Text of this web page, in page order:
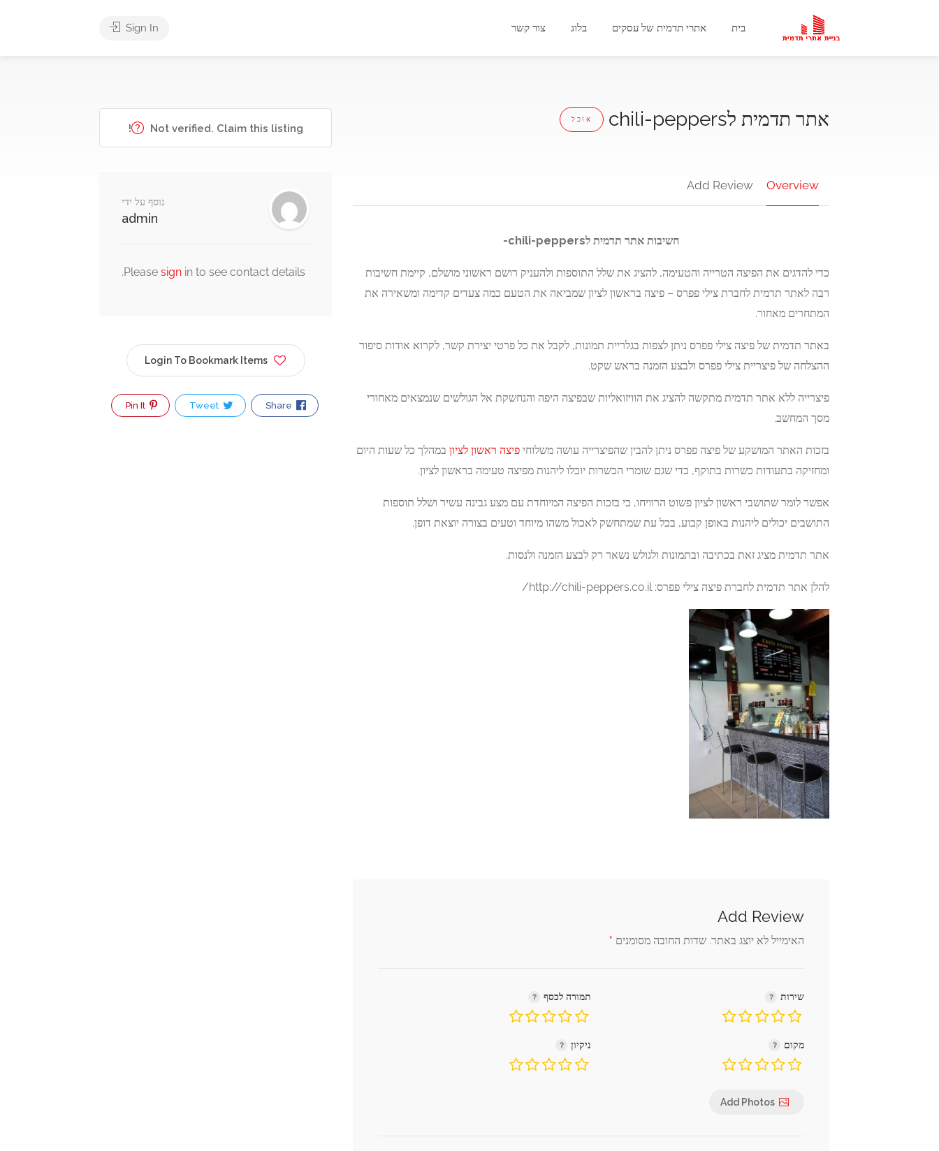
בית אתרי תדמית של עסקים בלוג צור קשר Sign In
אתר תדמית לchili-peppers אוכל
Overview
Add Review
חשיבות אתר תדמית לchili-peppers-
כדי להדגים את הפיצה הטרייה והטעימה, להציג את שלל התוספות ולהעניק רושם ראשוני מושלם, קיימת חשיבות
רבה לאתר תדמית לחברת צילי פפרס – פיצה בראשון לציון שמביאה את הטעם כמה צעדים קדימה ומשאירה את
המתחרים מאחור.
באתר תדמית של פיצה צילי פפרס ניתן לצפות בגלריית תמונות, לקבל את כל פרטי יצירת קשר, לקרוא אודות סיפור
ההצלחה של פיצריית צילי פפרס ולבצע הזמנה בראש שקט.
פיצרייה ללא אתר תדמית מתקשה להציג את הוויזואליות שבפיצה היפה והנחשקת אל הגולשים שנמצאים מאחורי
מסך המחשב.
בזכות האתר המושקע של פיצה פפרס ניתן להבין שהפיצרייה עושה משלוחי פיצה ראשון לציון במהלך כל שעות היום
ומחזיקה בתעודות כשרות בתוקף, כדי שגם שומרי הכשרות יוכלו ליהנות מפיצה טעימה בראשון לציון.
אפשר לומר שתושבי ראשון לציון פשוט הרוויחו, כי בזכות הפיצה המיוחדת עם מצע גבינה עשיר ושלל תוספות
התושבים יכולים ליהנות באופן קבוע, בכל עת שמתחשק לאכול משהו מיוחד וטעים בצורה יוצאת דופן.
אתר תדמית מציג זאת בכתיבה ובתמונות ולגולש נשאר רק לבצע הזמנה ולנסות.
להלן אתר תדמית לחברת פיצה צילי פפרס: http://chili-peppers.co.il/
Add Review
האימייל לא יוצג באתר. שדות החובה מסומנים *
שירות תמורה לכסף
מקום ניקיון
Add Photos
Not verified. Claim this listing!
נוסף על ידי
admin
Pleasesign in to see contact details.
Login To Bookmark Items
Tweet
Pin It